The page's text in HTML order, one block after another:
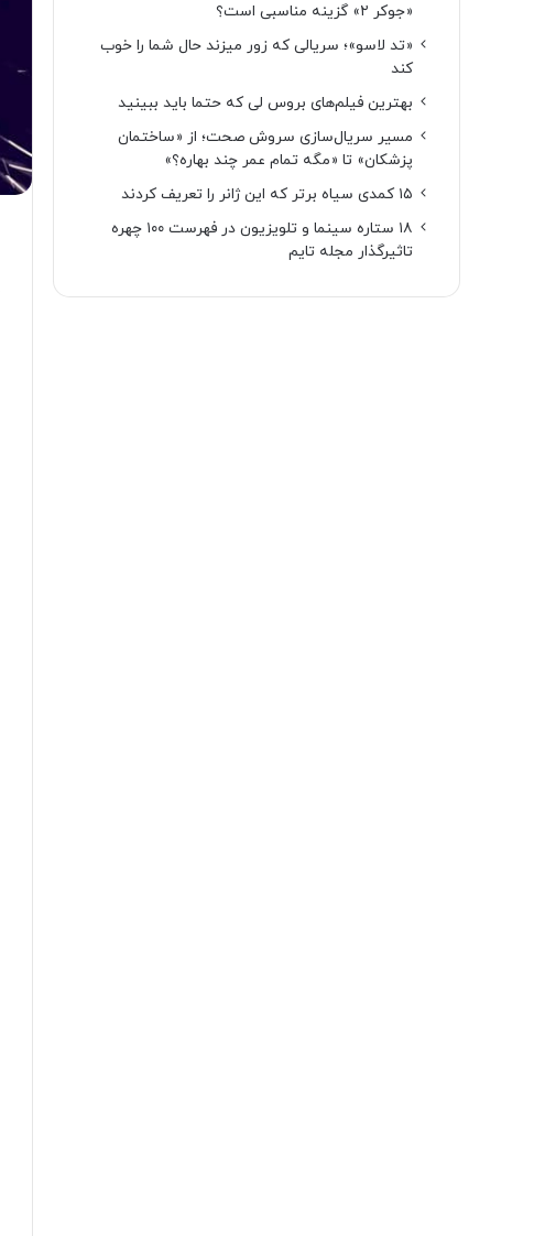
«جوکر ۲» گزینه مناسبی است؟
«تد لاسو»؛ سریالی که زور میزند حال شما را خوب
کند
بهترین فیلم‌های بروس لی که حتما باید ببینید
مسیر سریال‌سازی سروش صحت؛ از «ساختمان
پزشکان» تا «مگه تمام عمر چند بهاره؟»
۱۵ کمدی سیاه برتر که این ژانر را تعریف کردند
۱۸ ستاره‌ سینما و تلویزیون در فهرست ۱۰۰ چهره
تاثیرگذار مجله تایم